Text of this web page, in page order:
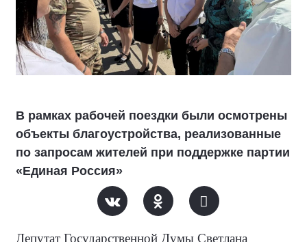
В рамках рабочей поездки были осмотрены
объекты благоустройства, реализованные
по запросам жителей при поддержке партии
«Единая Россия»
Депутат Государственной Думы Светлана